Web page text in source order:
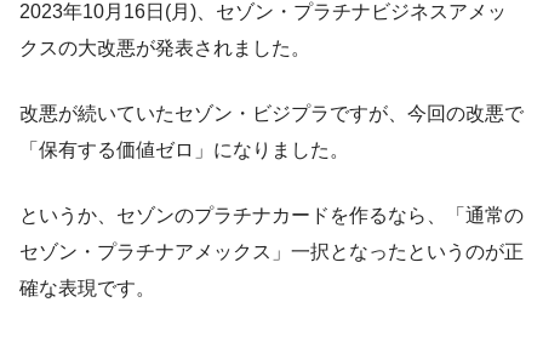
2023年10月16日(月)、セゾン・プラチナビジネスアメッ
クスの大改悪が発表されました。
改悪が続いていたセゾン・ビジプラですが、今回の改悪で
「保有する価値ゼロ」になりました。
というか、セゾンのプラチナカードを作るなら、「通常の
セゾン・プラチナアメックス」一択となったというのが正
確な表現です。